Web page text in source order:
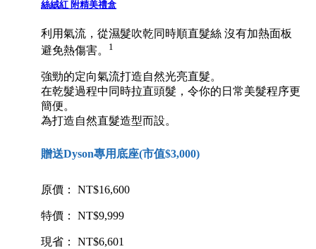
絲絨紅 附精美禮盒
利用氣流，從濕髮吹乾同時順直髮絲 沒有加熱面板
避免熱傷害。
1
強勁的定向氣流打造自然光亮直髮。
在乾髮過程中同時拉直頭髮，令你的日常美髮程序更
簡便。
為打造自然直髮造型而設。
贈送Dyson專用底座(市值$3,000)
原價： NT$16,600
特價： NT$9,999
現省： NT$6,601